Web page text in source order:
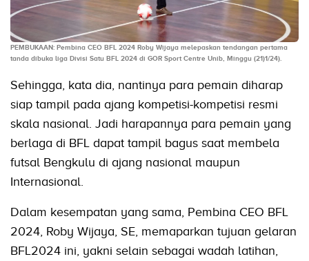
PEMBUKAAN: Pembina CEO BFL 2024 Roby Wijaya melepaskan tendangan pertama
tanda dibuka liga Divisi Satu BFL 2024 di GOR Sport Centre Unib, Minggu (21)1/24).
Sehingga, kata dia, nantinya para pemain diharap
siap tampil pada ajang kompetisi-kompetisi resmi
skala nasional. Jadi harapannya para pemain yang
berlaga di BFL dapat tampil bagus saat membela
futsal Bengkulu di ajang nasional maupun
Internasional.
Dalam kesempatan yang sama, Pembina CEO BFL
2024, Roby Wijaya, SE, memaparkan tujuan gelaran
BFL2024 ini, yakni selain sebagai wadah latihan,